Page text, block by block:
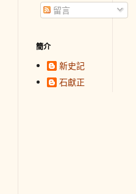
留言
簡介
新史記
石獻正